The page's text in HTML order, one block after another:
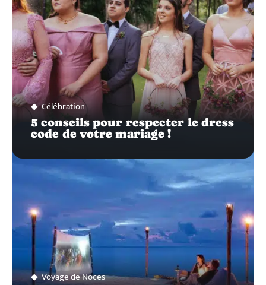
Célébration
5 conseils pour respecter le dress
code de votre mariage !
Voyage de Noces